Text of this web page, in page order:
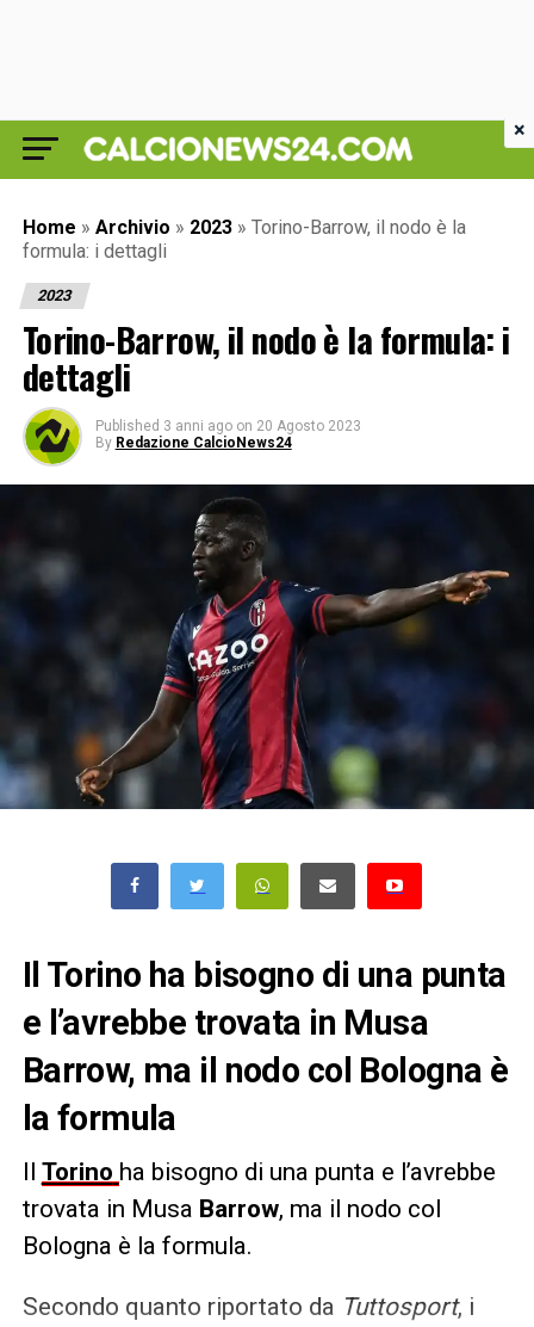
Home » Archivio » 2023 » Torino-Barrow, il nodo è la
formula: i dettagli
2023
Torino-Barrow, il nodo è la formula: i
dettagli
Published 3 anni ago on 20 Agosto 2023
By Redazione CalcioNews24
Il Torino ha bisogno di una punta
e l’avrebbe trovata in Musa
Barrow, ma il nodo col Bologna è
la formula
Il Torino ha bisogno di una punta e l’avrebbe
trovata in Musa Barrow, ma il nodo col
Bologna è la formula.
Secondo quanto riportato da Tuttosport, i
×